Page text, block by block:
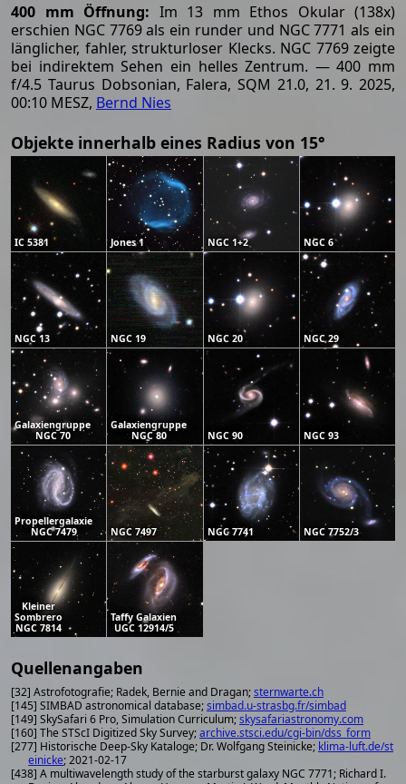
400 mm Öffnung: Im 13 mm Ethos Okular (138x)
erschien NGC 7769 als ein runder und NGC 7771 als ein
länglicher, fahler, strukturloser Klecks. NGC 7769 zeigte
bei indirektem Sehen ein helles Zentrum. — 400 mm
f/4.5 Taurus Dobsonian, Falera, SQM 21.0, 21. 9. 2025,
00:10 MESZ, Bernd Nies
Objekte innerhalb eines Radius von 15°
IC 5381 Jones 1 NGC 1+2 NGC 6
NGC 13 NGC 19 NGC 20 NGC 29
Galaxiengruppe
NGC 70
Galaxiengruppe
NGC 80
NGC 90 NGC 93
Propellergalaxie
NGC 7479
NGC 7497 NGC 7741 NGC 7752/3
Kleiner
Sombrero
NGC 7814
Taffy Galaxien
UGC 12914/5
Quellenangaben
[32] Astrofotografie; Radek, Bernie and Dragan;sternwarte.ch
[145] SIMBAD astronomical database;simbad.u-strasbg.fr/simbad
[149] SkySafari 6 Pro, Simulation Curriculum;skysafariastronomy.com
[160] The STScI Digitized Sky Survey;archive.stsci.edu/cgi-bin/dss_form
[277] Historische Deep-Sky Kataloge; Dr. Wolfgang Steinicke; klima-luft.de/st
einicke; 2021-02-17
[438] A multiwavelength study of the starburst galaxy NGC 7771; Richard I.